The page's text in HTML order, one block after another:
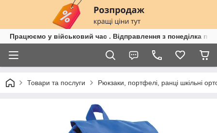
Працюємо у військовий час . Відправлення з понеділка по
Товари та послуги Рюкзаки, портфелі, ранці шкільні